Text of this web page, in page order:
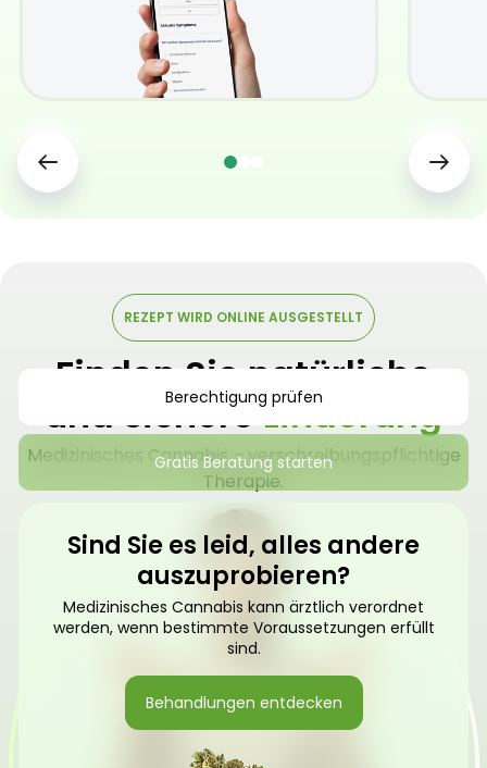
REZEPT WIRD ONLINE AUSGESTELLT
Finden Sie natürliche
und sichereLinderung
Medizinisches Cannabis – verschreibungspflichtige
Therapie.
Berechtigung prüfen
Gratis Beratung starten
Sind Sie es leid, alles andere
auszuprobieren?
Medizinisches Cannabis kann ärztlich verordnet
werden, wenn bestimmte Voraussetzungen erfüllt
sind.
Behandlungen entdecken